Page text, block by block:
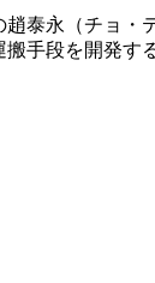
泰永（チョ・
搬手段を開発